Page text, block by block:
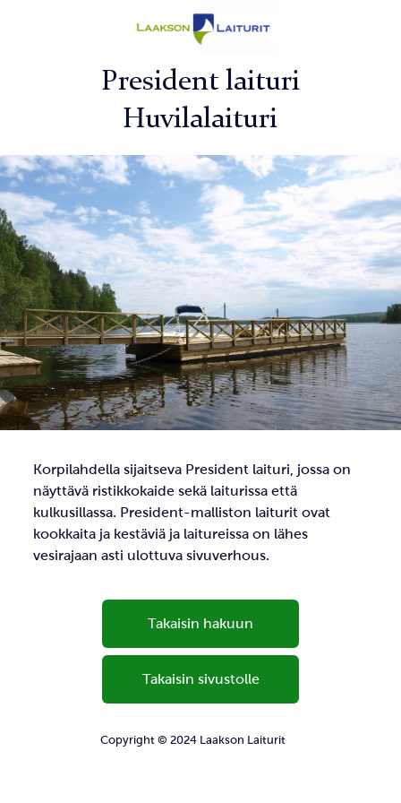
President laituri
Huvilalaituri
Korpilahdella sijaitseva President laituri, jossa on
näyttävä ristikkokaide sekä laiturissa että
kulkusillassa. President-malliston laiturit ovat
kookkaita ja kestäviä ja laitureissa on lähes
vesirajaan asti ulottuva sivuverhous.
Takaisin hakuun
Takaisin sivustolle
Copyright © 2024 Laakson Laiturit